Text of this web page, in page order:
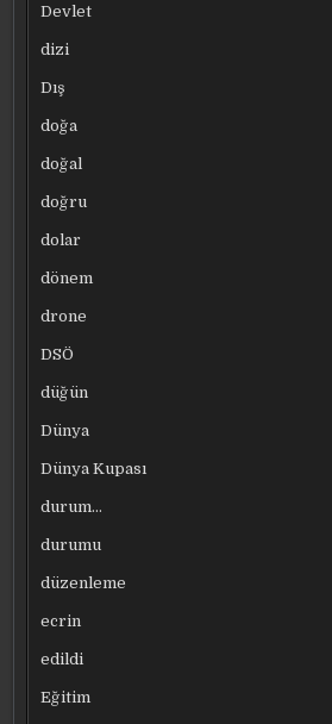
Devlet
dizi
Dış
doğa
doğal
doğru
dolar
dönem
drone
DSÖ
düğün
Dünya
Dünya Kupası
durum…
durumu
düzenleme
ecrin
edildi
Eğitim